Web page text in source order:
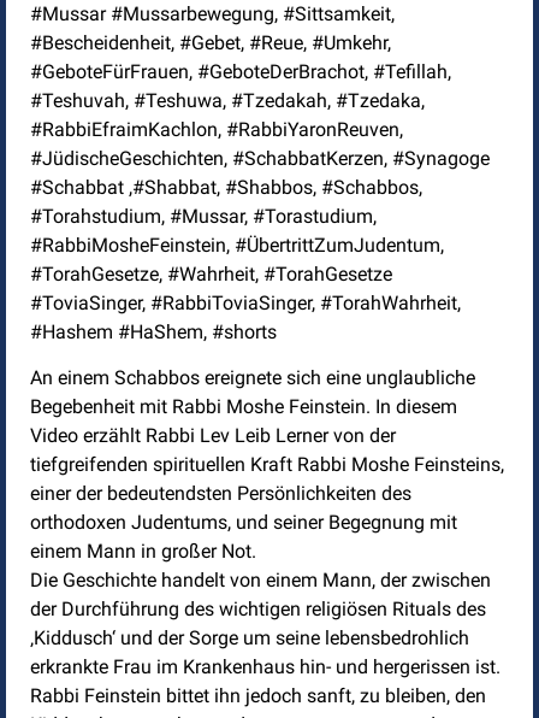
#Mussar #Mussarbewegung, #Sittsamkeit,
#Bescheidenheit, #Gebet, #Reue, #Umkehr,
#GeboteFürFrauen, #GeboteDerBrachot, #Tefillah,
#Teshuvah, #Teshuwa, #Tzedakah, #Tzedaka,
#RabbiEfraimKachlon, #RabbiYaronReuven,
#JüdischeGeschichten, #SchabbatKerzen, #Synagoge
#Schabbat ,#Shabbat, #Shabbos, #Schabbos,
#Torahstudium, #Mussar, #Torastudium,
#RabbiMosheFeinstein, #ÜbertrittZumJudentum,
#TorahGesetze, #Wahrheit, #TorahGesetze
#ToviaSinger, #RabbiToviaSinger, #TorahWahrheit,
#Hashem #HaShem, #shorts
An einem Schabbos ereignete sich eine unglaubliche
Begebenheit mit Rabbi Moshe Feinstein. In diesem
Video erzählt Rabbi Lev Leib Lerner von der
tiefgreifenden spirituellen Kraft Rabbi Moshe Feinsteins,
einer der bedeutendsten Persönlichkeiten des
orthodoxen Judentums, und seiner Begegnung mit
einem Mann in großer Not.
Die Geschichte handelt von einem Mann, der zwischen
der Durchführung des wichtigen religiösen Rituals des
‚Kiddusch‘ und der Sorge um seine lebensbedrohlich
erkrankte Frau im Krankenhaus hin- und hergerissen ist.
Rabbi Feinstein bittet ihn jedoch sanft, zu bleiben, den